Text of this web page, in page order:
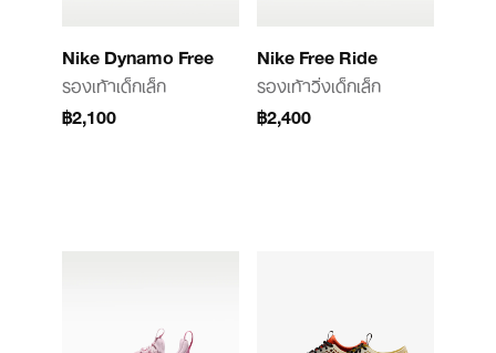
Nike Dynamo Free
รองเท้าเด็กเล็ก
฿2,100
Nike Free Ride
รองเท้าวิ่งเด็กเล็ก
฿2,400